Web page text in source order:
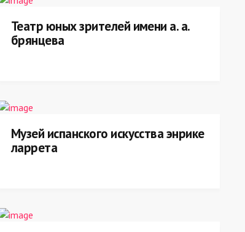
Театр юных зрителей имени а. а.
брянцева
Музей испанского искусства энрике
ларрета